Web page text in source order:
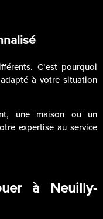
C’est pourquoi
à votre situation
une maison ou un
expertise au service
à Neuilly-